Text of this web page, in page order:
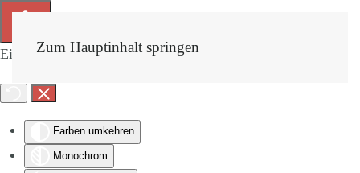
Eingabehilfen öffnen
Farben umkehren
Monochrom
Zum Hauptinhalt springen